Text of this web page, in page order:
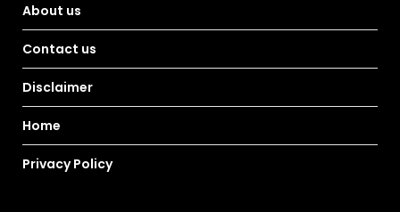
About us
Contact us
Disclaimer
Home
Privacy Policy